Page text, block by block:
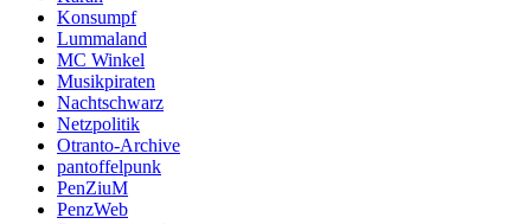
Konsumpf
Lummaland
MC Winkel
Musikpiraten
Nachtschwarz
Netzpolitik
Otranto-Archive
pantoffelpunk
PenZiuM
PenzWeb